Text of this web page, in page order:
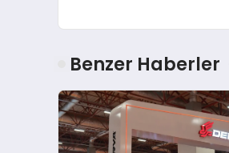
Benzer Haberler